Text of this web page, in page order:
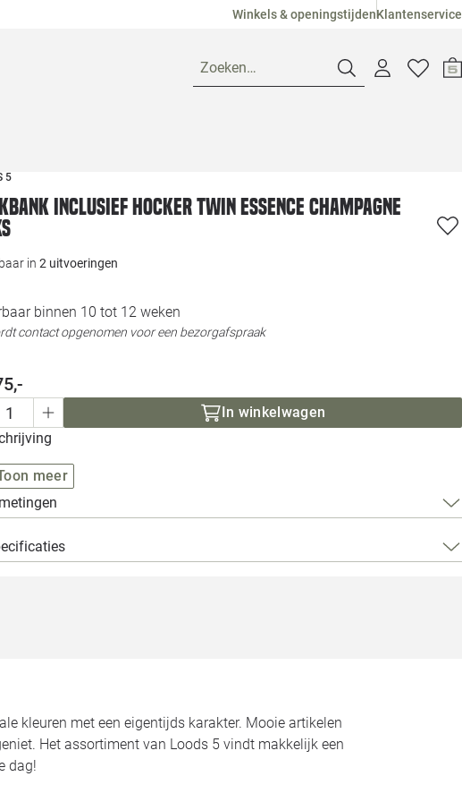
Winkels & openingstijdenKlantenservice
Zoeken…
Pagina suggesties
Loods 5
Loods 5
Alle
5
inclusief hocker Twin essence champagne
in 2 uitvoeringen
binnen 10 tot 12 weken
contact opgenomen voor een bezorgafspraak
In winkelwagen
meer
kleuren met een eigentijds karakter. Mooie artikelen
Het assortiment van Loods 5 vindt makkelijk een
dag!